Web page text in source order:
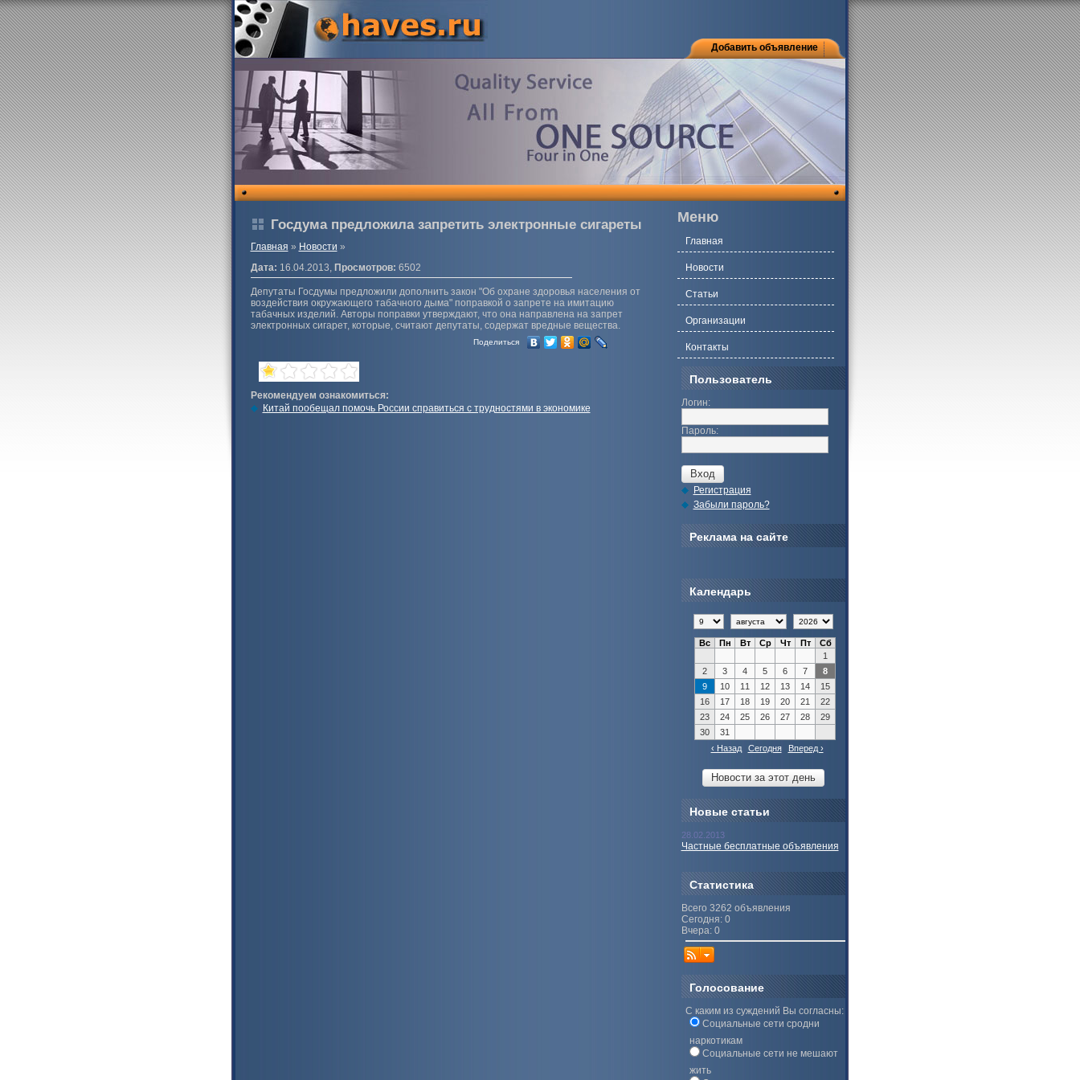
Добавить объявление
Госдума предложила запретить электронные сигареты
Главная » Новости »
Дата: 16.04.2013, Просмотров: 6502
Депутаты Госдумы предложили дополнить закон "Об охране здоровья населения от
воздействия окружающего табачного дыма" поправкой о запрете на имитацию
табачных изделий. Авторы поправки утверждают, что она направлена на запрет
электронных сигарет, которые, считают депутаты, содержат вредные вещества.
Поделиться
Рекомендуем ознакомиться:
Китай пообещал помочь России справиться с трудностями в экономике
Меню
Главная
Новости
Статьи
Организации
Контакты
Пользователь
Логин:
Пароль:
Регистрация
Забыли пароль?
Реклама на сайте
Календарь
Вс Пн Вт Ср Чт Пт
Сб
1
2
3 4 5 6 7
8
9
10 11 12 13 14
15
16
17 18 19 20 21
22
23
24 25 26 27 28
29
30
31
‹ Назад
Сегодня Вперед ›
Новые статьи
28.02.2013
Частные бесплатные объявления
Статистика
Всего 3262 объявления
Сегодня: 0
Вчера: 0
Голосование
С каким из суждений Вы согласны:
Социальные сети сродни
наркотикам
Социальные сети не мешают
жить